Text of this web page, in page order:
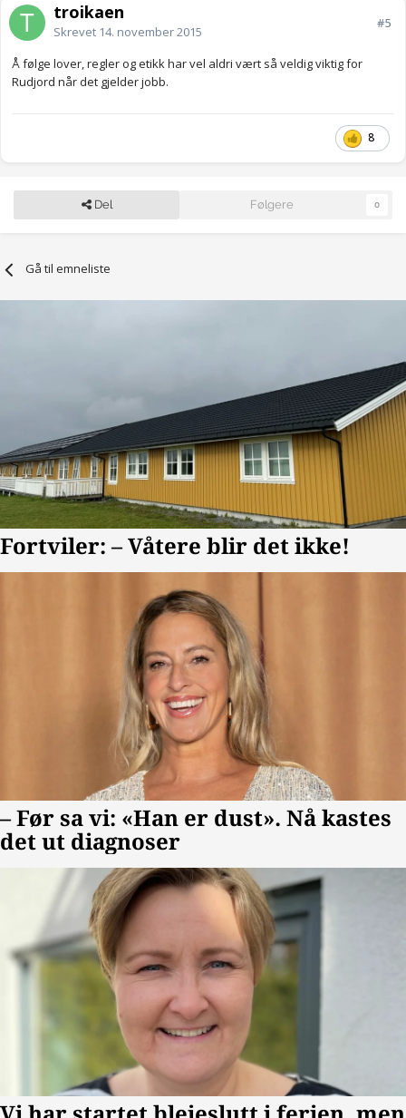
troikaen
Skrevet 14. november 2015
#5
Å følge lover, regler og etikk har vel aldri vært så veldig viktig for
Rudjord når det gjelder jobb.
8
Del Følgere 0
Gå til emneliste